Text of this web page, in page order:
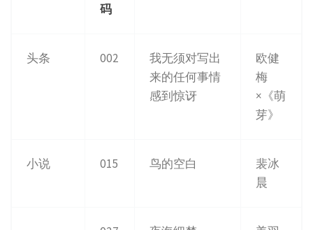
码
头条 002
我无须对写出
来的任何事情
感到惊讶
欧健
梅
×《萌
芽》
小说 015 鸟的空白
裴冰
晨